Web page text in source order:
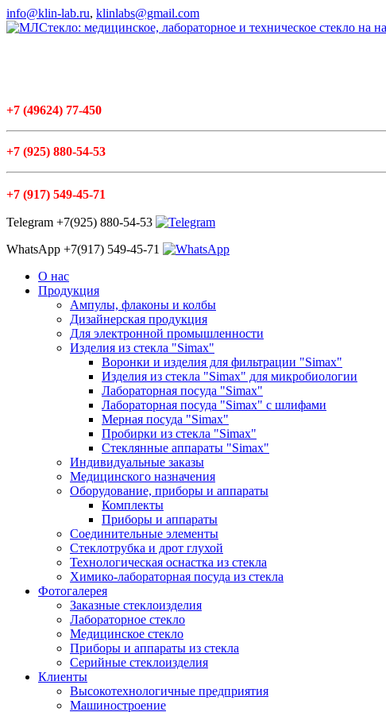
info@klin-lab.ru, klinlabs@gmail.com
+7 (49624) 77-450
+7 (925) 880-54-53
+7 (917) 549-45-71
Telegram +7(925) 880-54-53
WhatsApp +7(917) 549-45-71
О нас
Продукция
Ампулы, флаконы и колбы
Дизайнерская продукция
Для электронной промышленности
Изделия из стекла "Simax"
Воронки и изделия для фильтрации "Simax"
Изделия из стекла "Simax" для микробиологии
Лабораторная посуда "Simax"
Лабораторная посуда "Simax" с шлифами
Мерная посуда "Simax"
Пробирки из стекла "Simax"
Стеклянные аппараты "Simax"
Индивидуальные заказы
Медицинского назначения
Оборудование, приборы и аппараты
Комплекты
Приборы и аппараты
Соединительные элементы
Стеклотрубка и дрот глухой
Технологическая оснастка из стекла
Химико-лабораторная посуда из стекла
Фотогалерея
Заказные стеклоизделия
Лабораторное стекло
Медицинское стекло
Приборы и аппараты из стекла
Серийные стеклоизделия
Клиенты
Высокотехнологичные предприятия
Машиностроение